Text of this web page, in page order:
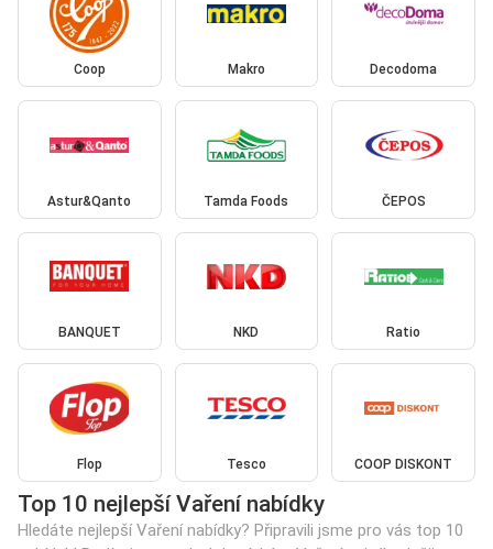
Coop Makro Decodoma
Astur&Qanto Tamda Foods ČEPOS
BANQUET NKD Ratio
Flop Tesco COOP DISKONT
Top 10 nejlepší Vaření nabídky
Hledáte nejlepší Vaření nabídky? Připravili jsme pro vás top 10